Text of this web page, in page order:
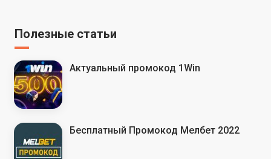
Полезные статьи
Актуальный промокод 1Win
Бесплатный Промокод Мелбет 2022